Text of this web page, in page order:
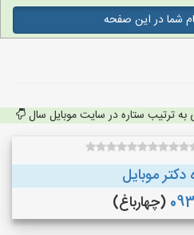
شما در این صفحه
به ترتیب ستاره در سایت موبایل سال
دکتر موبایل
(چهارباغ)